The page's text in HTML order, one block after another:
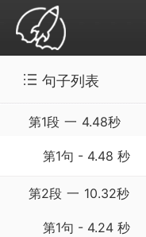
句子列表
第1段 一 4.48秒
第1句 - 4.48 秒
第2段 一 10.32秒
第1句 - 4.24 秒